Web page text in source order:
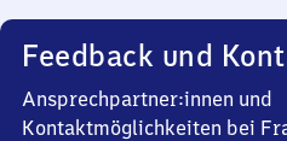
Feedback und
Ansprechpartner:innen und
Kontaktmöglichkeiten bei